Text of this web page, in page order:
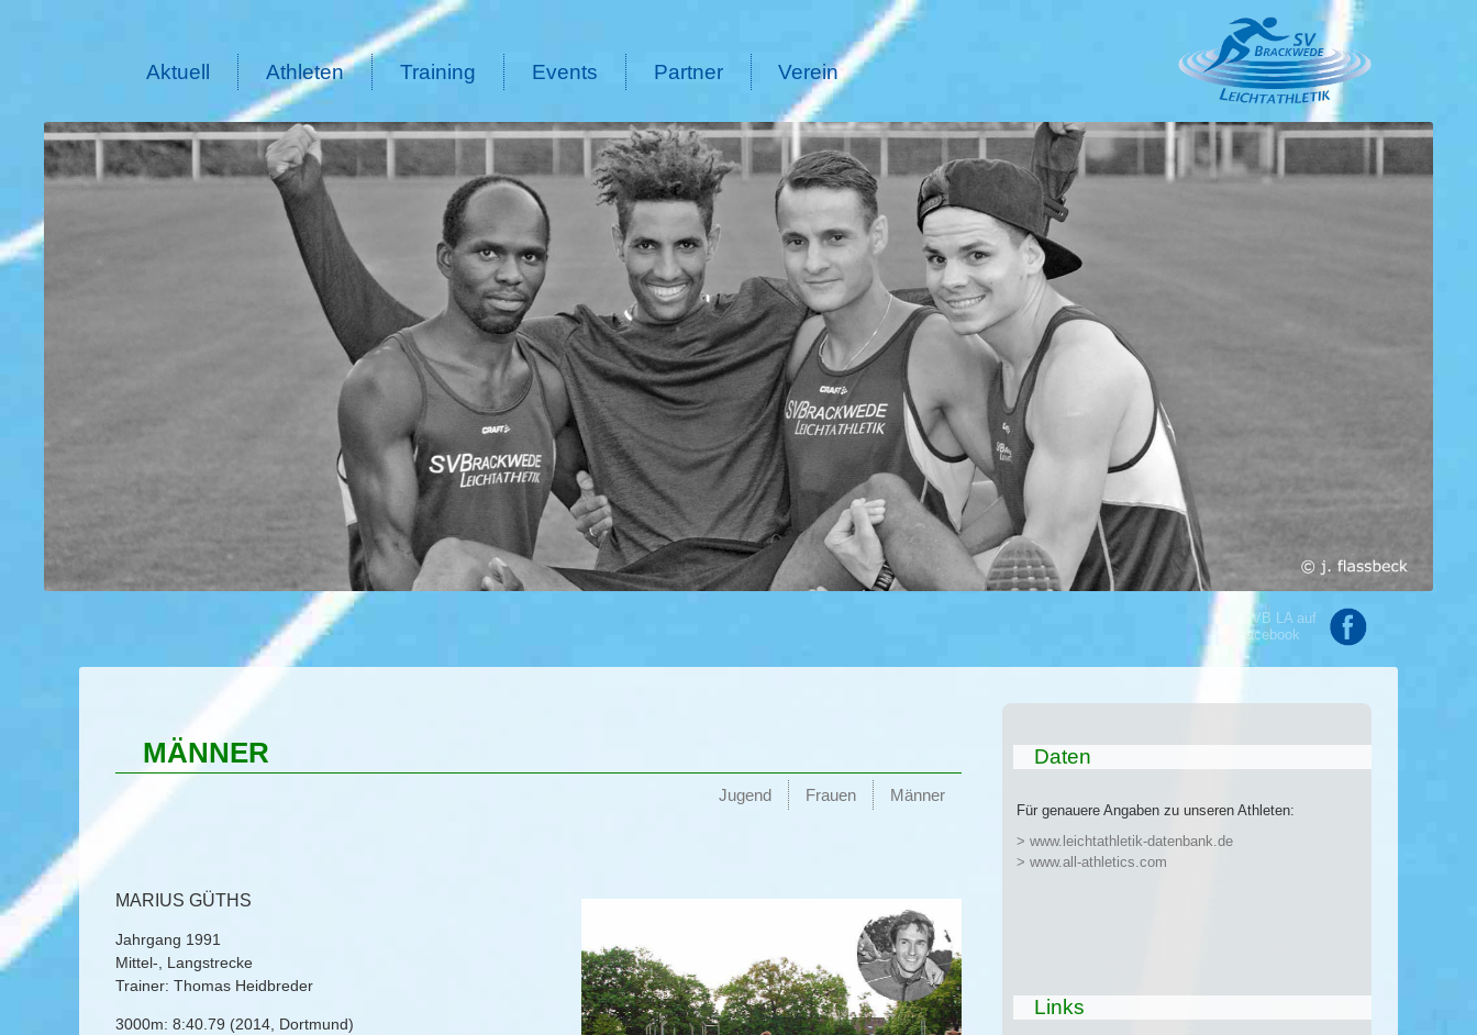
Aktuell Athleten Training Events Partner Verein
SVB LA auf
facebook
MÄNNER
Männer
Frauen
Jugend
MARIUS GÜTHS
Jahrgang 1991
Mittel-, Langstrecke
Trainer: Thomas Heidbreder
3000m: 8:40.79 (2014, Dortmund)
Daten
Für genauere Angaben zu unseren Athleten:
> www.leichtathletik-datenbank.de
> www.all-athletics.com
Links